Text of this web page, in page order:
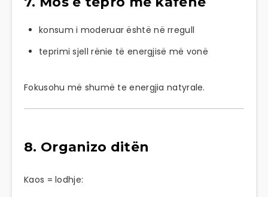
konsum i moderuar është në rregull
teprimi sjell rënie të energjisë më vonë
Fokusohu më shumë te energjia natyrale.
8. Organizo ditën
Kaos = lodhje: